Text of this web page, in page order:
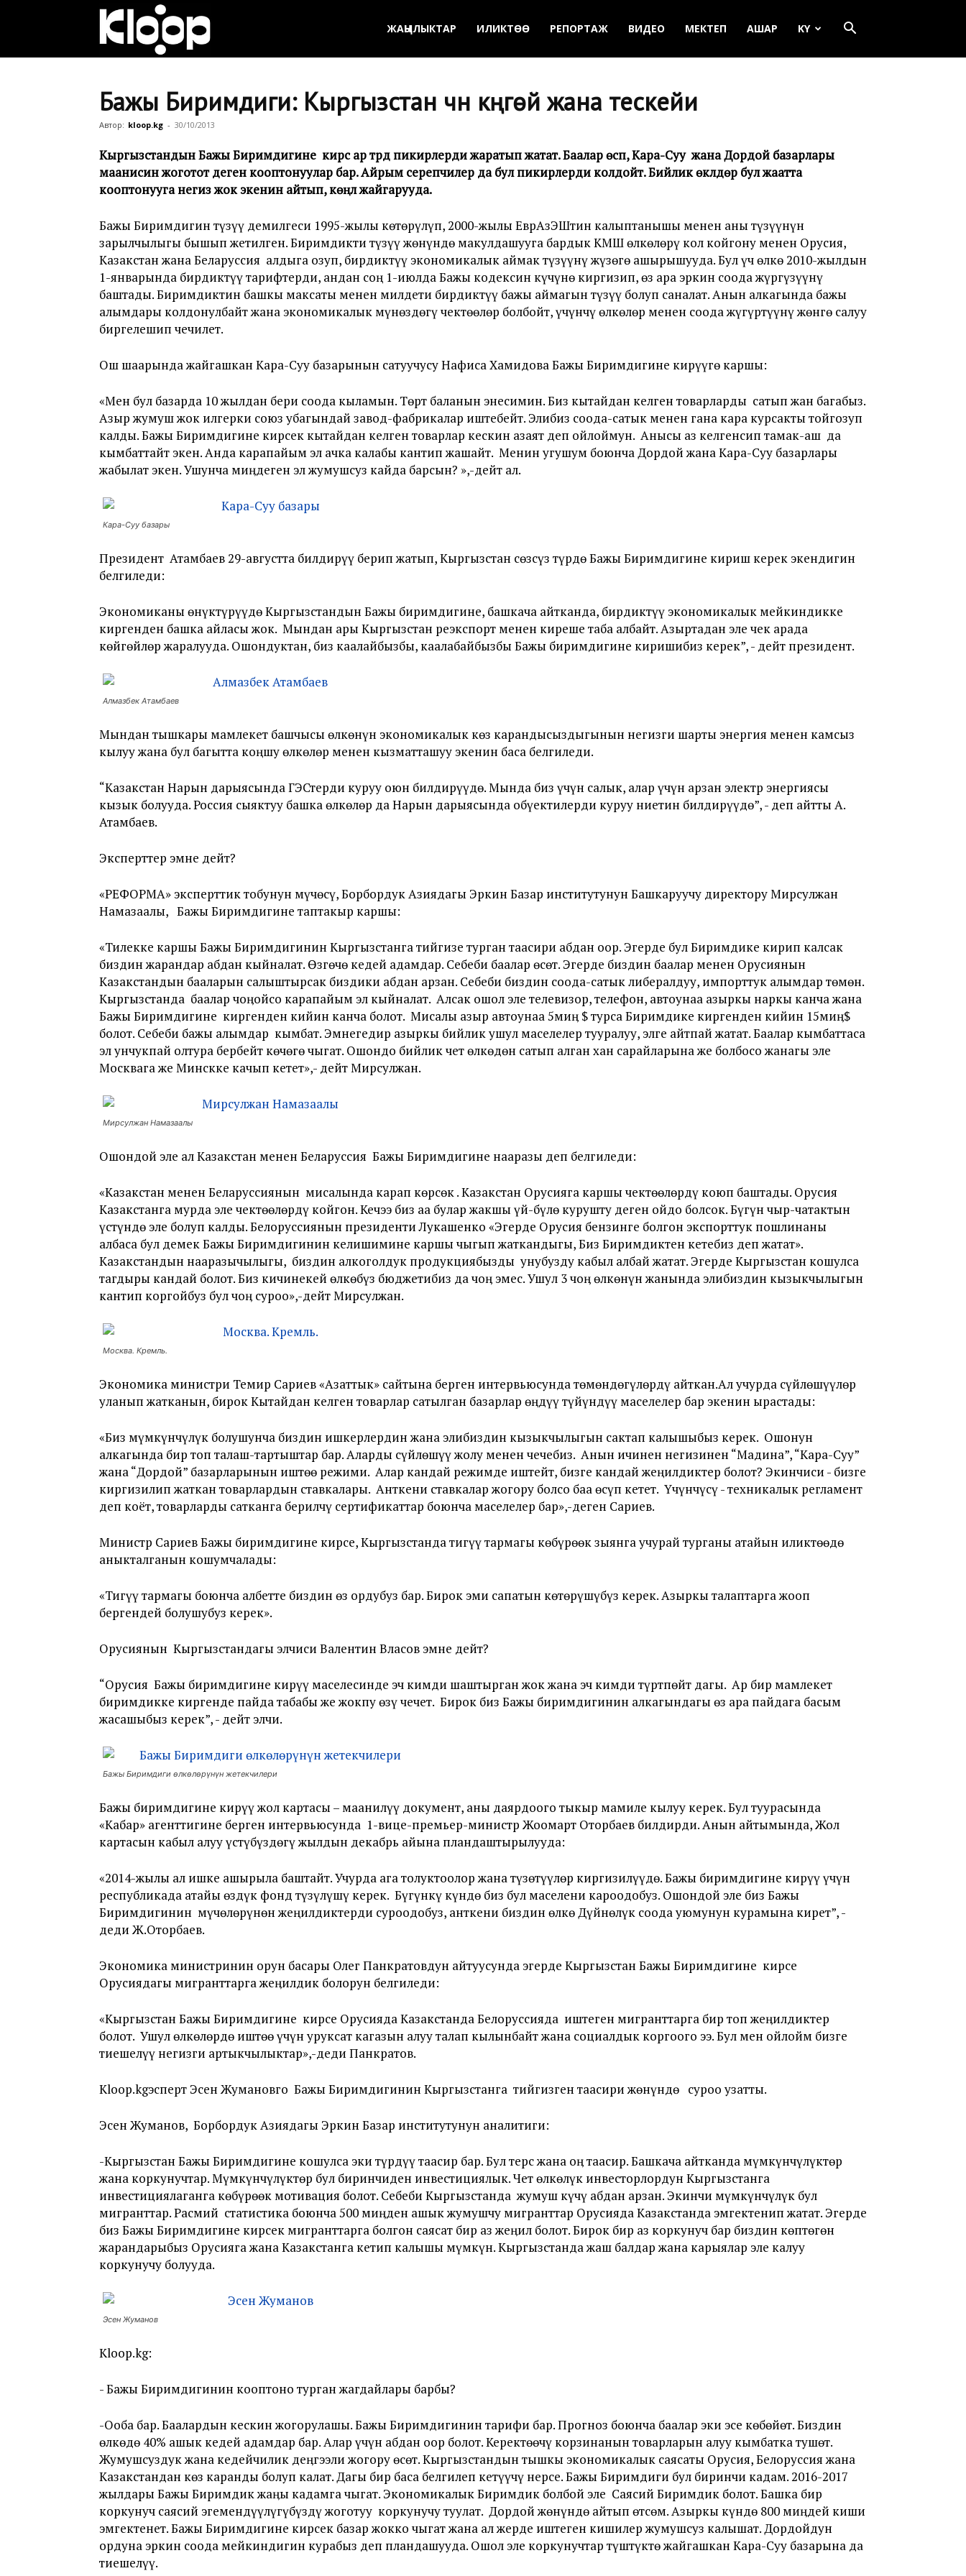
жаңылыктары
ЖАҢЫЛЫКТАР ИЛИКТӨӨ РЕПОРТАЖ ВИДЕО МЕКТЕП АШАР KY
Бажы Биримдиги: Кыргызстан үчүн күңгөйү жана тескейи
Автор: kloop.kg - 30/10/2013
Кыргызстандын Бажы Биримдигине кирүүсү ар түрдүү пикирлерди жаратып жатат. Баалар өсүп, Кара-Суу жана Дордой базарлары
маанисин жоготот деген кооптонуулар бар. Айрым серепчилер да бул пикирлерди колдойт. Бийлик өкүлдөрү бул жаатта
кооптонууга негиз жок экенин айтып, көңүл жайгарууда.
Бажы Биримдигин түзүү демилгеси 1995-жылы көтөрүлүп, 2000-жылы ЕврАзЭШтин калыптанышы менен аны түзүүнүн
зарылчылыгы бышып жетилген. Биримдикти түзүү жөнүндө макулдашууга бардык КМШ өлкөлөрү кол койгону менен Орусия,
Казакстан жана Беларуссия алдыга озуп, бирдиктүү экономикалык аймак түзүүнү жүзөгө ашырышууда. Бул үч өлкө 2010-жылдын
1-январында бирдиктүү тарифтерди, андан соң 1-июлда Бажы кодексин күчүнө киргизип, өз ара эркин соода жүргүзүүнү
баштады. Биримдиктин башкы максаты менен милдети бирдиктүү бажы аймагын түзүү болуп саналат. Анын алкагында бажы
алымдары колдонулбайт жана экономикалык мүнөздөгү чектөөлөр болбойт, үчүнчү өлкөлөр менен соода жүгүртүүнү жөнгө салуу
биргелешип чечилет.
Ош шаарында жайгашкан Кара-Суу базарынын сатуучусу Нафиса Хамидова Бажы Биримдигине кирүүгө каршы:
«Мен бул базарда 10 жылдан бери соода кыламын. Төрт баланын энесимин. Биз кытайдан келген товарларды сатып жан багабыз.
Азыр жумуш жок илгерки союз убагындай завод-фабрикалар иштебейт. Элибиз соода-сатык менен гана кара курсакты тойгозуп
калды. Бажы Биримдигине кирсек кытайдан келген товарлар кескин азаят деп ойлоймун. Анысы аз келгенсип тамак-аш да
кымбаттайт экен. Анда карапайым эл ачка калабы кантип жашайт. Менин угушум боюнча Дордой жана Кара-Суу базарлары
жабылат экен. Ушунча миӊдеген эл жумушсуз кайда барсын? »,-дейт ал.
Кара-Суу базары
Президент Атамбаев 29-августта билдирүү берип жатып, Кыргызстан сөзсүз түрдө Бажы Биримдигине кириш керек экендигин
белгиледи:
Экономиканы өнүктүрүүдө Кыргызстандын Бажы биримдигине, башкача айтканда, бирдиктүү экономикалык мейкиндикке
киргенден башка айласы жок. Мындан ары Кыргызстан реэкспорт менен киреше таба албайт. Азыртадан эле чек арада
көйгөйлөр жаралууда. Ошондуктан, биз каалайбызбы, каалабайбызбы Бажы биримдигине киришибиз керек”, - дейт президент.
Алмазбек Атамбаев
Мындан тышкары мамлекет башчысы өлкөнүн экономикалык көз карандысыздыгынын негизги шарты энергия менен камсыз
кылуу жана бул багытта коңшу өлкөлөр менен кызматташуу экенин баса белгиледи.
“Казакстан Нарын дарыясында ГЭСтерди куруу оюн билдирүүдө. Мында биз үчүн салык, алар үчүн арзан электр энергиясы
кызык болууда. Россия сыяктуу башка өлкөлөр да Нарын дарыясында обүектилерди куруу ниетин билдирүүдө”, - деп айтты А.
Атамбаев.
Эксперттер эмне дейт?
«РЕФОРМА» эксперттик тобунун мүчөсү, Борбордук Азиядагы Эркин Базар институтунун Башкаруучу директору Мирсулжан
Намазаалы, Бажы Биримдигине таптакыр каршы:
«Тилекке каршы Бажы Биримдигинин Кыргызстанга тийгизе турган таасири абдан оор. Эгерде бул Биримдике кирип калсак
биздин жарандар абдан кыйналат. Өзгөчө кедей адамдар. Себеби баалар өсөт. Эгерде биздин баалар менен Орусиянын
Казакстандын бааларын салыштырсак биздики абдан арзан. Себеби биздин соода-сатык либералдуу, импорттук алымдар төмөн.
Кыргызстанда баалар чоӊойсо карапайым эл кыйналат. Алсак ошол эле телевизор, телефон, автоунаа азыркы наркы канча жана
Бажы Биримдигине киргенден кийин канча болот. Мисалы азыр автоунаа 5миӊ $ турса Биримдике киргенден кийин 15миӊ$
болот. Себеби бажы алымдар кымбат. Эмнегедир азыркы бийлик ушул маселелер тууралуу, элге айтпай жатат. Баалар кымбаттаса
эл унчукпай олтура бербейт көчөгө чыгат. Ошондо бийлик чет өлкөдөн сатып алган хан сарайларына же болбосо жанагы эле
Москвага же Минскке качып кетет»,- дейт Мирсулжан.
Мирсулжан Намазаалы
Ошондой эле ал Казакстан менен Беларуссия Бажы Биримдигине нааразы деп белгиледи:
«Казакстан менен Беларуссиянын мисалында карап көрсөк . Казакстан Орусияга каршы чектөөлөрдү коюп баштады. Орусия
Казакстанга мурда эле чектөөлөрдү койгон. Кечээ биз аа булар жакшы үй-бүлө курушту деген ойдо болсок. Бүгүн чыр-чатактын
үстүндө эле болуп калды. Белоруссиянын президенти Лукашенко «Эгерде Орусия бензинге болгон экспорттук пошлинаны
албаса бул демек Бажы Биримдигинин келишимине каршы чыгып жаткандыгы, Биз Биримдиктен кетебиз деп жатат».
Казакстандын нааразычылыгы, биздин алкоголдук продукциябызды унубузду кабыл албай жатат. Эгерде Кыргызстан кошулса
тагдыры кандай болот. Биз кичинекей өлкөбүз бюджетибиз да чоӊ эмес. Ушул 3 чоӊ өлкөнүн жанында элибиздин кызыкчылыгын
кантип коргойбуз бул чоӊ суроо»,-дейт Мирсулжан.
Москва. Кремль.
Экономика министри Темир Сариев «Азаттык» сайтына берген интервьюсунда төмөндөгүлөрдү айткан.Ал учурда сүйлөшүүлөр
уланып жатканын, бирок Кытайдан келген товарлар сатылган базарлар өңдүү түйүндүү маселелер бар экенин ырастады:
«Биз мүмкүнчүлүк болушунча биздин ишкерлердин жана элибиздин кызыкчылыгын сактап калышыбыз керек. Ошонун
алкагында бир топ талаш-тартыштар бар. Аларды сүйлөшүү жолу менен чечебиз. Анын ичинен негизинен “Мадина”, “Кара-Суу”
жана “Дордой” базарларынын иштөө режими. Алар кандай режимде иштейт, бизге кандай жеңилдиктер болот? Экинчиси - бизге
киргизилип жаткан товарлардын ставкалары. Анткени ставкалар жогору болсо баа өсүп кетет. Үчүнчүсү - техникалык регламент
деп коёт, товарларды сатканга берилчү сертификаттар боюнча маселелер бар»,-деген Сариев.
Министр Сариев Бажы биримдигине кирсе, Кыргызстанда тигүү тармагы көбүрөөк зыянга учурай турганы атайын иликтөөдө
аныкталганын кошумчалады:
«Тигүү тармагы боюнча албетте биздин өз ордубуз бар. Бирок эми сапатын көтөрүшүбүз керек. Азыркы талаптарга жооп
бергендей болушубуз керек».
Орусиянын Кыргызстандагы элчиси Валентин Власов эмне дейт?
“Орусия Бажы биримдигине кирүү маселесинде эч кимди шаштырган жок жана эч кимди түртпөйт дагы. Ар бир мамлекет
биримдикке киргенде пайда табабы же жокпу өзү чечет. Бирок биз Бажы биримдигинин алкагындагы өз ара пайдага басым
жасашыбыз керек”, - дейт элчи.
Бажы Биримдиги өлкөлөрүнүн жетекчилери
Бажы биримдигине кирүү жол картасы – маанилүү документ, аны даярдоого тыкыр мамиле кылуу керек. Бул туурасында
«Кабар» агенттигине берген интервьюсунда 1-вице-премьер-министр Жоомарт Оторбаев билдирди. Анын айтымында, Жол
картасын кабыл алуу үстүбүздөгү жылдын декабрь айына пландаштырылууда:
«2014-жылы ал ишке ашырыла баштайт. Учурда ага толуктоолор жана түзөтүүлөр киргизилүүдө. Бажы биримдигине кирүү үчүн
республикада атайы өздүк фонд түзүлүшү керек. Бүгүнкү күндө биз бул маселени кароодобуз. Ошондой эле биз Бажы
Биримдигинин мүчөлөрүнөн жеңилдиктерди суроодобуз, анткени биздин өлкө Дүйнөлүк соода уюмунун курамына кирет”, -
деди Ж.Оторбаев.
Экономика министринин орун басары Олег Панкратовдун айтуусунда эгерде Кыргызстан Бажы Биримдигине кирсе
Орусиядагы мигранттарга жеӊилдик болорун белгиледи:
«Кыргызстан Бажы Биримдигине кирсе Орусияда Казакстанда Белоруссияда иштеген мигранттарга бир топ жеӊилдиктер
болот. Ушул өлкөлөрдө иштөө үчүн уруксат кагазын алуу талап кылынбайт жана социалдык коргоого ээ. Бул мен ойлойм бизге
тиешелүү негизги артыкчылыктар»,-деди Панкратов.
Kloop.kgэсперт Эсен Жумановго Бажы Биримдигинин Кыргызстанга тийгизген таасири жөнүндө суроо узатты.
Эсен Жуманов, Борбордук Азиядагы Эркин Базар институтунун аналитиги:
-Кыргызстан Бажы Биримдигине кошулса эки түрдүү таасир бар. Бул терс жана оӊ таасир. Башкача айтканда мүмкүнчүлүктөр
жана коркунучтар. Мүмкүнчүлүктөр бул биринчиден инвестициялык. Чет өлкөлүк инвесторлордун Кыргызстанга
инвестициялаганга көбүрөөк мотивация болот. Себеби Кыргызстанда жумуш күчү абдан арзан. Экинчи мүмкүнчүлүк бул
мигранттар. Расмий статистика боюнча 500 миӊден ашык жумушчу мигранттар Орусияда Казакстанда эмгектенип жатат. Эгерде
биз Бажы Биримдигине кирсек мигранттарга болгон саясат бир аз жеӊил болот. Бирок бир аз коркунуч бар биздин көптөгөн
жарандарыбыз Орусияга жана Казакстанга кетип калышы мүмкүн. Кыргызстанда жаш балдар жана карыялар эле калуу
коркунучу болууда.
Эсен Жуманов
Kloop.kg:
- Бажы Биримдигинин кооптоно турган жагдайлары барбы?
-Ооба бар. Баалардын кескин жогорулашы. Бажы Биримдигинин тарифи бар. Прогноз боюнча баалар эки эсе көбөйөт. Биздин
өлкөдө 40% ашык кедей адамдар бар. Алар үчүн абдан оор болот. Керектөөчү корзинанын товарларын алуу кымбатка тушөт.
Жумушсуздук жана кедейчилик деӊгээли жогору өсөт. Кыргызстандын тышкы экономикалык саясаты Орусия, Белоруссия жана
Казакстандан көз каранды болуп калат. Дагы бир баса белгилеп кетүүчү нерсе. Бажы Биримдиги бул биринчи кадам. 2016-2017
жылдары Бажы Биримдик жаӊы кадамга чыгат. Экономикалык Биримдик болбой эле Саясий Биримдик болот. Башка бир
коркунуч саясий эгемендүүлүгүбүздү жоготуу коркунучу туулат. Дордой жөнүндө айтып өтсөм. Азыркы күндө 800 миӊдей киши
эмгектенет. Бажы Биримдигине кирсек базар жокко чыгат жана ал жерде иштеген кишилер жумушсуз калышат. Дордойдун
ордуна эркин соода мейкиндигин курабыз деп пландашууда. Ошол эле коркунучтар түштүктө жайгашкан Кара-Суу базарына да
тиешелүү.